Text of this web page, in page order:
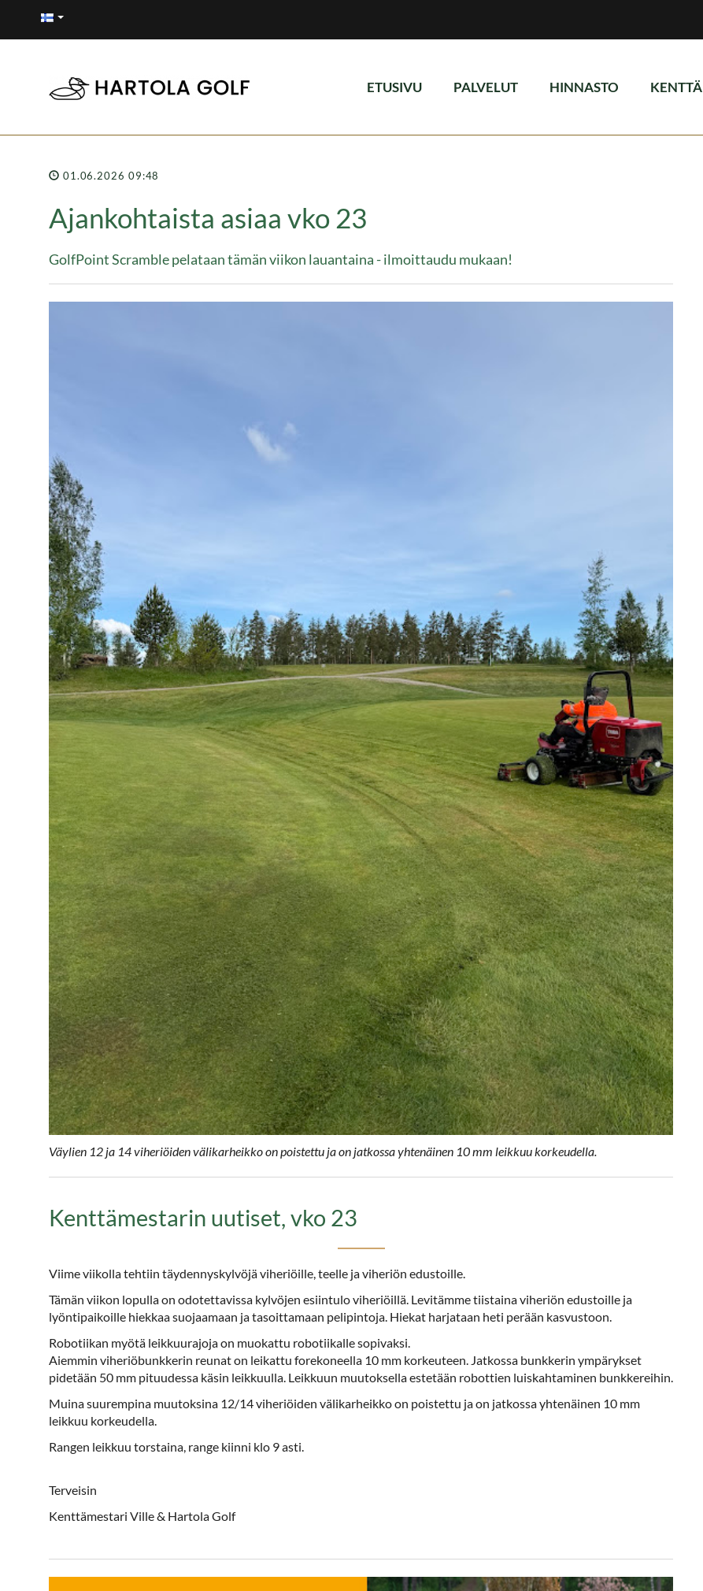
ETUSIVU PALVELUT HINNASTO KENTTÄ
01.06.2026 09:48
Ajankohtaista asiaa vko 23
GolfPoint Scramble pelataan tämän viikon lauantaina - ilmoittaudu mukaan!
Väylien 12 ja 14 viheriöiden välikarheikko on poistettu ja on jatkossa yhtenäinen 10 mm leikkuu korkeudella.
Kenttämestarin uutiset, vko 23
Viime viikolla tehtiin täydennyskylvöjä viheriöille, teelle ja viheriön edustoille.
Tämän viikon lopulla on odotettavissa kylvöjen esiintulo viheriöillä. Levitämme tiistaina viheriön edustoille ja
lyöntipaikoille hiekkaa suojaamaan ja tasoittamaan pelipintoja. Hiekat harjataan heti perään kasvustoon.
Robotiikan myötä leikkuurajoja on muokattu robotiikalle sopivaksi.
Aiemmin viheriöbunkkerin reunat on leikattu forekoneella 10 mm korkeuteen. Jatkossa bunkkerin ympärykset
pidetään 50 mm pituudessa käsin leikkuulla. Leikkuun muutoksella estetään robottien luiskahtaminen bunkkereihin.
Muina suurempina muutoksina 12/14 viheriöiden välikarheikko on poistettu ja on jatkossa yhtenäinen 10 mm
leikkuu korkeudella.
Rangen leikkuu torstaina, range kiinni klo 9 asti.
Terveisin
Kenttämestari Ville​​​ & Hartola Golf​​​​​​​